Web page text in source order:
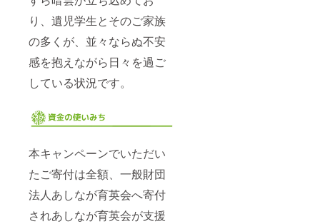
り、遺児学生とそのご家族
の多くが、並々ならぬ不安
感を抱えながら日々を過ご
している状況です。
本キャンペーンでいただい
たご寄付は全額、一般財団
法人あしなが育英会へ寄付
されあしなが育英会が支援